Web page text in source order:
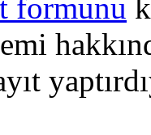
formunu